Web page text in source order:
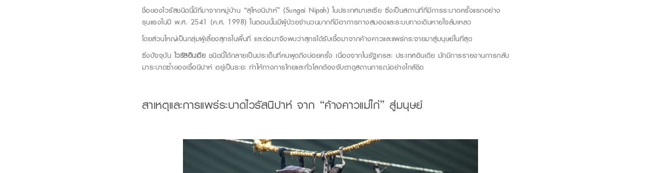
ชื่อของไวรัสชนิดนี้มีที่มาจากหมู่บ้าน “สุไหงนิปาห์” (Sungai Nipah)ในประเทศมาเลเซีย ซึ่งเป็นสถานที่ที่มีการระบาดครั้งแรกอย่าง
รุนแรงในปี พ.ศ. 2541 (ค.ศ. 1998) ในตอนนั้นมีผู้ป่วยจำนวนมากที่มีอาการทางสมองและระบบทางเดินหายใจล้มเหลว
โดยส่วนใหญ่เป็นกลุ่มผู้เลี้ยงสุกรในพื้นที่ และต่อมาจึงพบว่าสุกรได้รับเชื้อมาจากค้างคาวและแพร่กระจายมาสู่มนุษย์ในที่สุด
ซึ่งปัจจุบันไวรัสอินเดีย ชนิดนี้ได้กลายเป็นประเด็นที่คนพูดถึงบ่อยครั้ง เนื่องจากในรัฐเกรละ ประเทศอินเดีย มักมีการรายงานการกลับ
มาระบาดซ้ำของเชื้อนิปาห์ อยู่เป็นระยะ ทำให้ทางการไทยและทั่วโลกต้องจับตาดูสถานการณ์อย่างใกล้ชิด
สาเหตุและการแพร่ระบาดไวรัสนิปาห์ จาก “ค้างคาวแม่ไก่” สู่มนุษย์